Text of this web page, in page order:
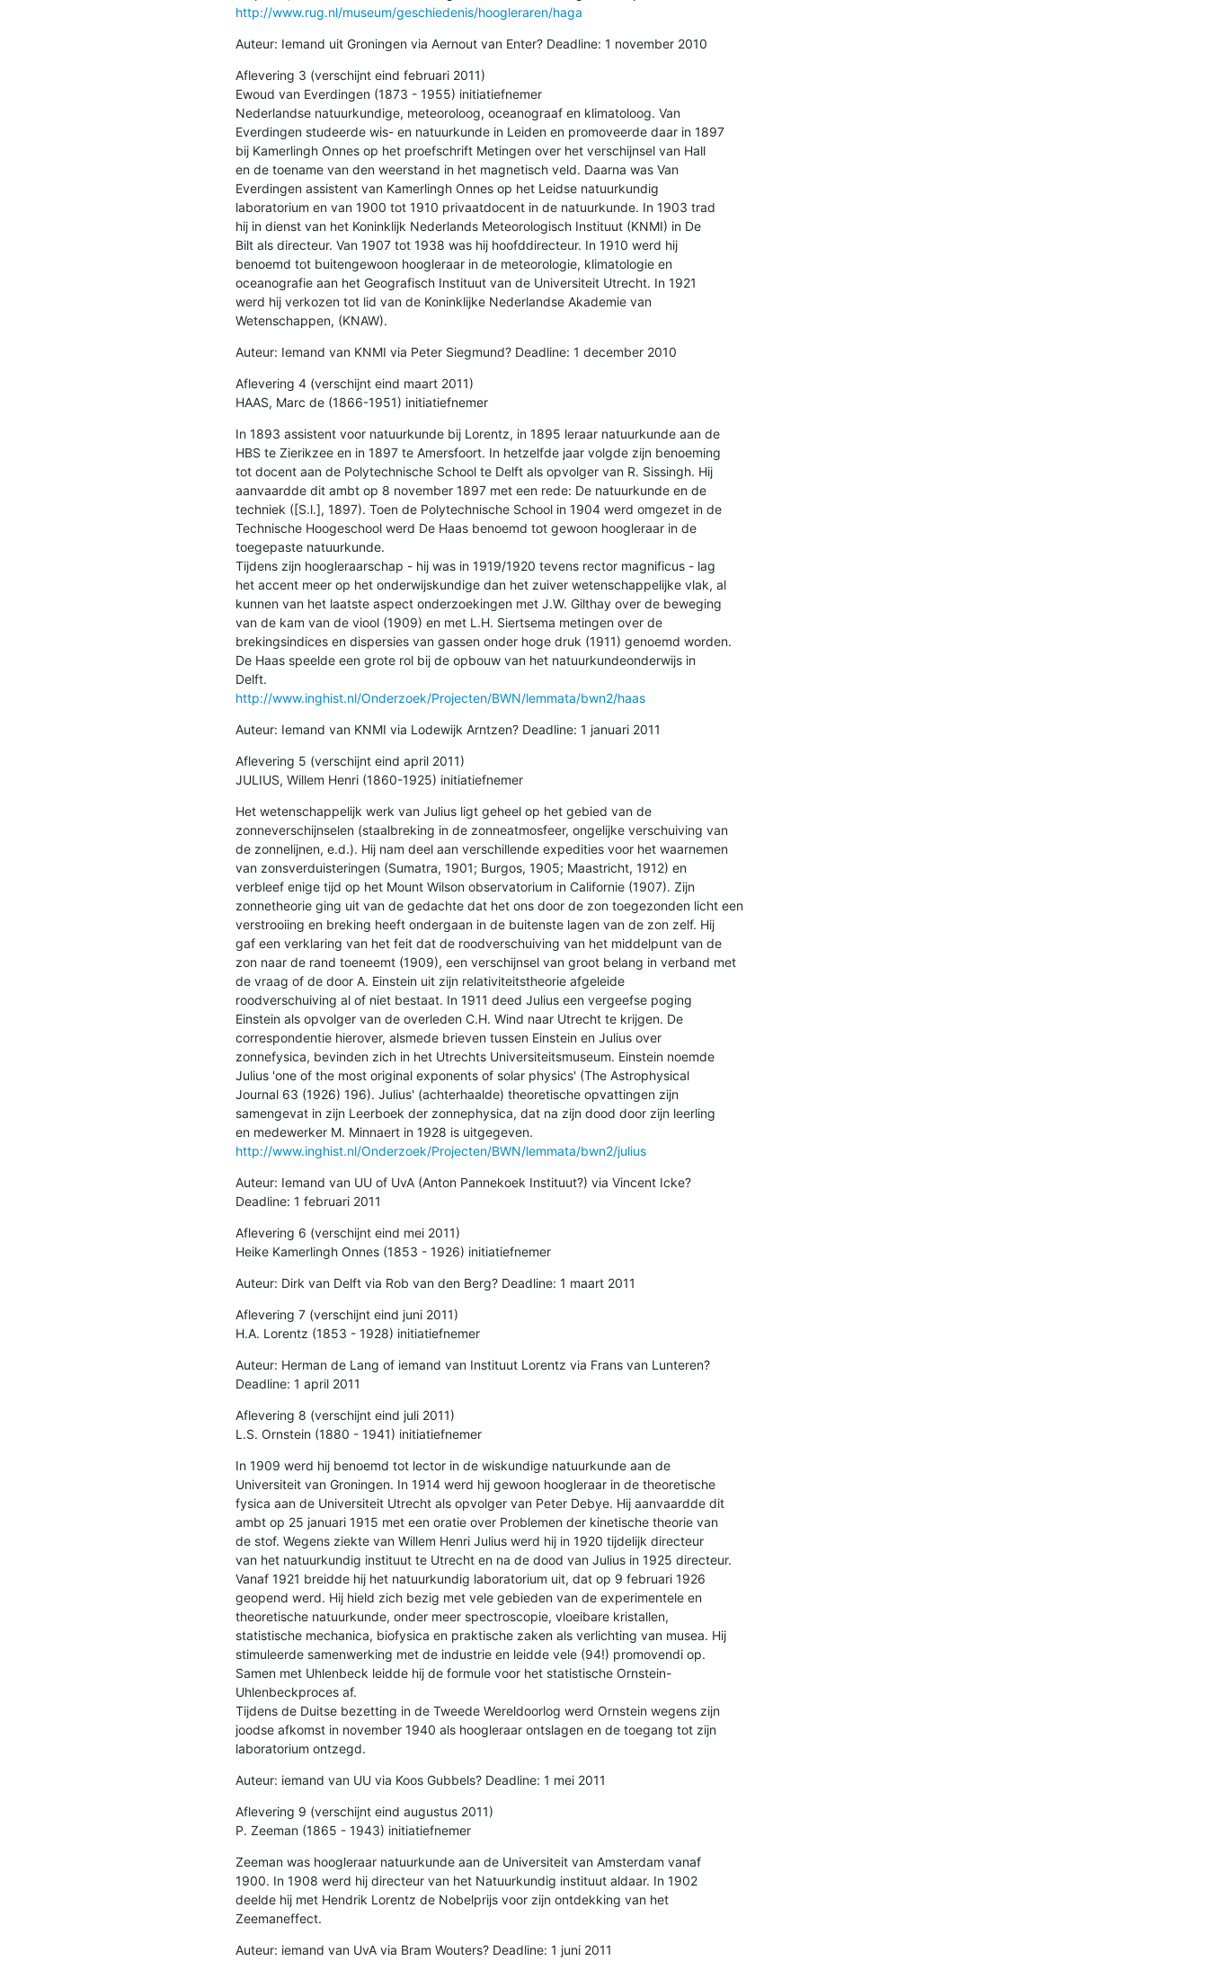
http://www.rug.nl/museum/geschiedenis/hoogleraren/haga
Auteur: Iemand uit Groningen via Aernout van Enter? Deadline: 1 november 2010
Aflevering 3 (verschijnt eind februari 2011)
Ewoud van Everdingen (1873 - 1955) initiatiefnemer
Nederlandse natuurkundige, meteoroloog, oceanograaf en klimatoloog. Van
Everdingen studeerde wis- en natuurkunde in Leiden en promoveerde daar in 1897
bij Kamerlingh Onnes op het proefschrift Metingen over het verschijnsel van Hall
en de toename van den weerstand in het magnetisch veld. Daarna was Van
Everdingen assistent van Kamerlingh Onnes op het Leidse natuurkundig
laboratorium en van 1900 tot 1910 privaatdocent in de natuurkunde. In 1903 trad
hij in dienst van het Koninklijk Nederlands Meteorologisch Instituut (KNMI) in De
Bilt als directeur. Van 1907 tot 1938 was hij hoofddirecteur. In 1910 werd hij
benoemd tot buitengewoon hoogleraar in de meteorologie, klimatologie en
oceanografie aan het Geografisch Instituut van de Universiteit Utrecht. In 1921
werd hij verkozen tot lid van de Koninklijke Nederlandse Akademie van
Wetenschappen, (KNAW).
Auteur: Iemand van KNMI via Peter Siegmund? Deadline: 1 december 2010
Aflevering 4 (verschijnt eind maart 2011)
HAAS, Marc de (1866-1951) initiatiefnemer
In 1893 assistent voor natuurkunde bij Lorentz, in 1895 leraar natuurkunde aan de
HBS te Zierikzee en in 1897 te Amersfoort. In hetzelfde jaar volgde zijn benoeming
tot docent aan de Polytechnische School te Delft als opvolger van R. Sissingh. Hij
aanvaardde dit ambt op 8 november 1897 met een rede: De natuurkunde en de
techniek ([S.l.], 1897). Toen de Polytechnische School in 1904 werd omgezet in de
Technische Hoogeschool werd De Haas benoemd tot gewoon hoogleraar in de
toegepaste natuurkunde.
Tijdens zijn hoogleraarschap - hij was in 1919/1920 tevens rector magnificus - lag
het accent meer op het onderwijskundige dan het zuiver wetenschappelijke vlak, al
kunnen van het laatste aspect onderzoekingen met J.W. Gilthay over de beweging
van de kam van de viool (1909) en met L.H. Siertsema metingen over de
brekingsindices en dispersies van gassen onder hoge druk (1911) genoemd worden.
De Haas speelde een grote rol bij de opbouw van het natuurkundeonderwijs in
http://www.inghist.nl/Onderzoek/Projecten/BWN/lemmata/bwn2/haas
Auteur: Iemand van KNMI via Lodewijk Arntzen? Deadline: 1 januari 2011
Aflevering 5 (verschijnt eind april 2011)
JULIUS, Willem Henri (1860-1925) initiatiefnemer
Het wetenschappelijk werk van Julius ligt geheel op het gebied van de
zonneverschijnselen (staalbreking in de zonneatmosfeer, ongelijke verschuiving van
de zonnelijnen, e.d.). Hij nam deel aan verschillende expedities voor het waarnemen
van zonsverduisteringen (Sumatra, 1901; Burgos, 1905; Maastricht, 1912) en
verbleef enige tijd op het Mount Wilson observatorium in Californie (1907). Zijn
zonnetheorie ging uit van de gedachte dat het ons door de zon toegezonden licht een
verstrooiing en breking heeft ondergaan in de buitenste lagen van de zon zelf. Hij
gaf een verklaring van het feit dat de roodverschuiving van het middelpunt van de
zon naar de rand toeneemt (1909), een verschijnsel van groot belang in verband met
de vraag of de door A. Einstein uit zijn relativiteitstheorie afgeleide
roodverschuiving al of niet bestaat. In 1911 deed Julius een vergeefse poging
Einstein als opvolger van de overleden C.H. Wind naar Utrecht te krijgen. De
correspondentie hierover, alsmede brieven tussen Einstein en Julius over
zonnefysica, bevinden zich in het Utrechts Universiteitsmuseum. Einstein noemde
Julius 'one of the most original exponents of solar physics' (The Astrophysical
Journal 63 (1926) 196). Julius' (achterhaalde) theoretische opvattingen zijn
samengevat in zijn Leerboek der zonnephysica, dat na zijn dood door zijn leerling
http://www.inghist.nl/Onderzoek/Projecten/BWN/lemmata/bwn2/julius
Auteur: Iemand van UU of UvA (Anton Pannekoek Instituut?) via Vincent Icke?
Deadline: 1 februari 2011
Aflevering 6 (verschijnt eind mei 2011)
Heike Kamerlingh Onnes (1853 - 1926) initiatiefnemer
Auteur: Dirk van Delft via Rob van den Berg? Deadline: 1 maart 2011
Aflevering 7 (verschijnt eind juni 2011)
H.A. Lorentz (1853 - 1928) initiatiefnemer
Auteur: Herman de Lang of iemand van Instituut Lorentz via Frans van Lunteren?
Deadline: 1 april 2011
Aflevering 8 (verschijnt eind juli 2011)
L.S. Ornstein (1880 - 1941) initiatiefnemer
In 1909 werd hij benoemd tot lector in de wiskundige natuurkunde aan de
Universiteit van Groningen. In 1914 werd hij gewoon hoogleraar in de theoretische
fysica aan de Universiteit Utrecht als opvolger van Peter Debye. Hij aanvaardde dit
ambt op 25 januari 1915 met een oratie over Problemen der kinetische theorie van
de stof. Wegens ziekte van Willem Henri Julius werd hij in 1920 tijdelijk directeur
van het natuurkundig instituut te Utrecht en na de dood van Julius in 1925 directeur.
Vanaf 1921 breidde hij het natuurkundig laboratorium uit, dat op 9 februari 1926
geopend werd. Hij hield zich bezig met vele gebieden van de experimentele en
theoretische natuurkunde, onder meer spectroscopie, vloeibare kristallen,
statistische mechanica, biofysica en praktische zaken als verlichting van musea. Hij
stimuleerde samenwerking met de industrie en leidde vele (94!) promovendi op.
Samen met Uhlenbeck leidde hij de formule voor het statistische Ornstein-
Uhlenbeckproces af.
Tijdens de Duitse bezetting in de Tweede Wereldoorlog werd Ornstein wegens zijn
joodse afkomst in november 1940 als hoogleraar ontslagen en de toegang tot zijn
laboratorium ontzegd.
Auteur: iemand van UU via Koos Gubbels? Deadline: 1 mei 2011
Aflevering 9 (verschijnt eind augustus 2011)
P. Zeeman (1865 - 1943) initiatiefnemer
Zeeman was hoogleraar natuurkunde aan de Universiteit van Amsterdam vanaf
1900. In 1908 werd hij directeur van het Natuurkundig instituut aldaar. In 1902
deelde hij met Hendrik Lorentz de Nobelprijs voor zijn ontdekking van het
Zeemaneffect.
Auteur: iemand van UvA via Bram Wouters? Deadline: 1 juni 2011